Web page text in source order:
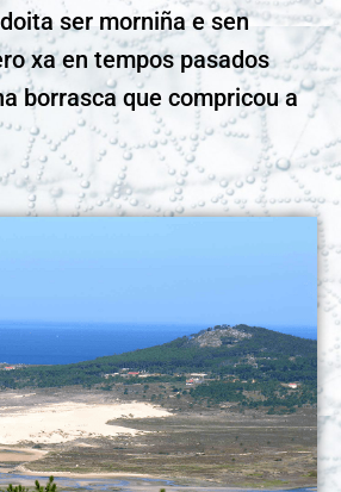
ser morniña e sen
xa en tempos pasados
borrasca que compricou a